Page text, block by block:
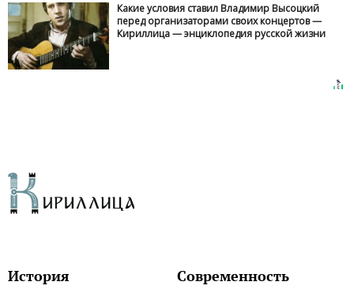
Какие условия ставил Владимир Высоцкий
перед организаторами своих концертов —
Кириллица — энциклопедия русской жизни
История Современность